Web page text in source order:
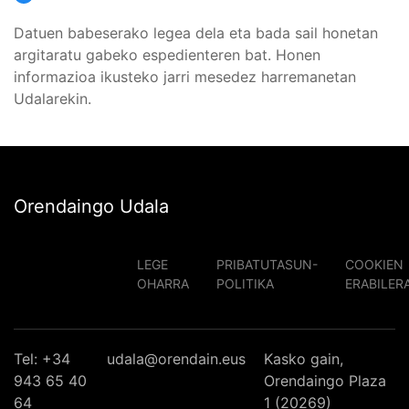
Datuen babeserako legea dela eta bada sail honetan
argitaratu gabeko espedienteren bat. Honen
informazioa ikusteko jarri mesedez harremanetan
Udalarekin.
Orendaingo Udala
LEGE
OHARRA
PRIBATUTASUN-
POLITIKA
COOKIEN
Tel: +34
943 65 40
64
udala@orendain.eus
Kasko gain,
Orendaingo Plaza
1 (20269)